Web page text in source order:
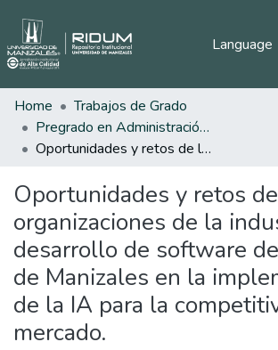
Language
Home
Trabajos de Grado
Pregrado en Administración de Empresas
Oportunidades y retos de las organizaciones de la industria de desarrollo de software de la ciudad de Manizales en la implementación de la IA para la competitividad en el mercado.
Oportunidades y retos
organizaciones de la
desarrollo de software
de Manizales en la
de la IA para la
mercado.